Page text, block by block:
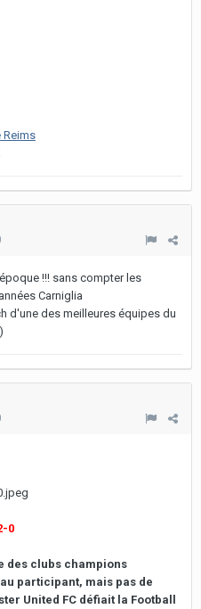
Reims
!!! sans compter les
Carniglia
d'une des meilleures équipes du
0
des clubs champions
participant, mais pas de
United FC défiait la Football